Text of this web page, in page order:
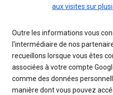
aux visites sur
Outre les informations vous
l'intermédiaire de nos
recueillons lorsque vous êtes
associées à votre compte
comme des données
manière dont vous pouvez